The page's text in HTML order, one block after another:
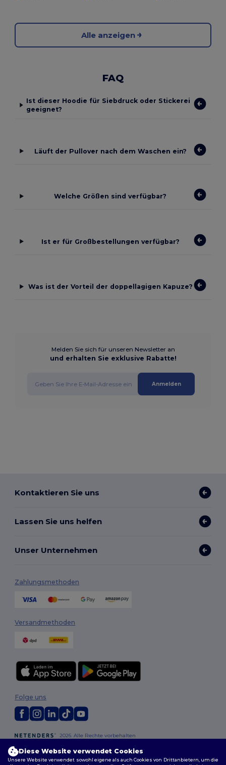
Alle anzeigen
FAQ
Ist dieser Hoodie für Siebdruck oder Stickerei
geeignet?
Läuft der Pullover nach dem Waschen ein?
Welche Größen sind verfügbar?
Ist er für Großbestellungen verfügbar?
Was ist der Vorteil der doppellagigen Kapuze?
Melden Sie sich für unseren Newsletter an
und erhalten Sie exklusive Rabatte!
Anmelden
Kontaktieren Sie uns
Lassen Sie uns helfen
Unser Unternehmen
Zahlungsmethoden
Versandmethoden
2026. Alle Rechte vorbehalten
Datenschutzbestimmungen|Cookie-Richtlinie|
Folge uns
Diese Website verwendet Cookies
Unsere Website verwendet sowohl eigene als auch Cookies von Drittanbietern, um die